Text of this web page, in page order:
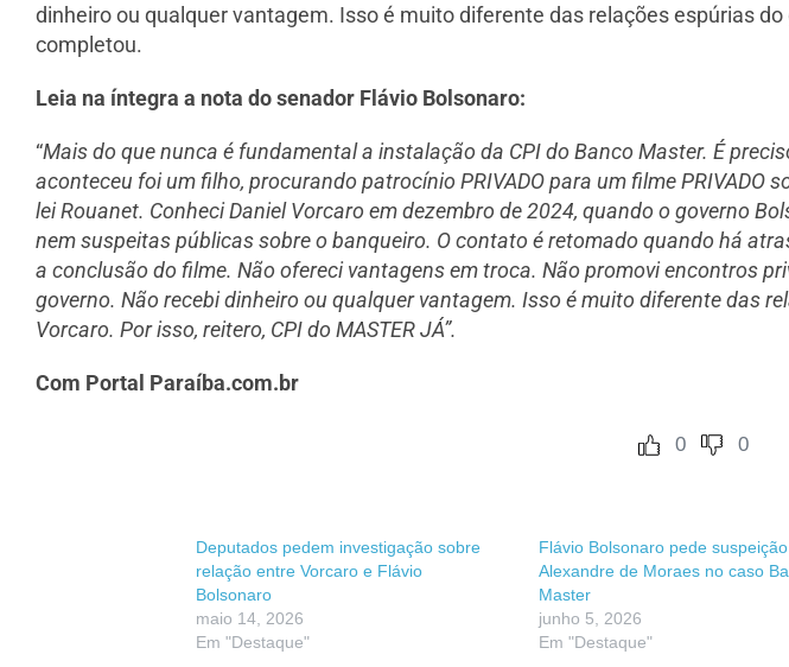
dinheiro ou qualquer vantagem. Isso é muito diferente das relações espúrias
completou.
Leia na íntegra a nota do senador Flávio Bolsonaro:
“Mais do que nunca é fundamental a instalação da CPI do Banco Master. É
aconteceu foi um filho, procurando patrocínio PRIVADO para um filme PRIVADO
lei Rouanet. Conheci Daniel Vorcaro em dezembro de 2024, quando o governo
nem suspeitas públicas sobre o banqueiro. O contato é retomado quando há
a conclusão do filme. Não ofereci vantagens em troca. Não promovi encontros
governo. Não recebi dinheiro ou qualquer vantagem. Isso é muito diferente das
Vorcaro. Por isso, reitero, CPI do MASTER JÁ”.
Com Portal Paraíba.com.br
0 0
Deputados pedem investigação sobre
relação entre Vorcaro e Flávio
Bolsonaro
maio 14, 2026
Em "Destaque"
Flávio Bolsonaro pede
Alexandre de Moraes no caso
Master
junho 5, 2026
Em "Destaque"